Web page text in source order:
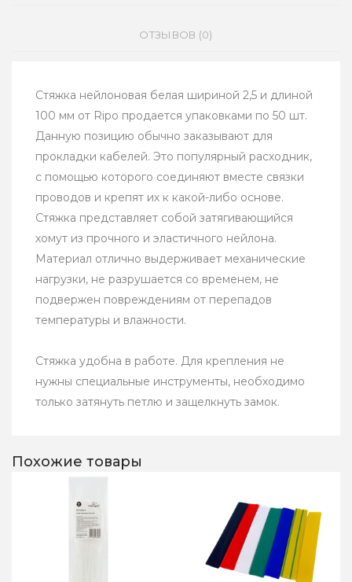
ОТЗЫВОВ (0)
Стяжка нейлоновая белая шириной 2,5 и длиной
100 мм от Ripo продается упаковками по 50 шт.
Данную позицию обычно заказывают для
прокладки кабелей. Это популярный расходник,
с помощью которого соединяют вместе связки
проводов и крепят их к какой-либо основе.
Стяжка представляет собой затягивающийся
хомут из прочного и эластичного нейлона.
Материал отлично выдерживает механические
нагрузки, не разрушается со временем, не
подвержен повреждениям от перепадов
температуры и влажности.
Стяжка удобна в работе. Для крепления не
нужны специальные инструменты, необходимо
только затянуть петлю и защелкнуть замок.
Похожие товары